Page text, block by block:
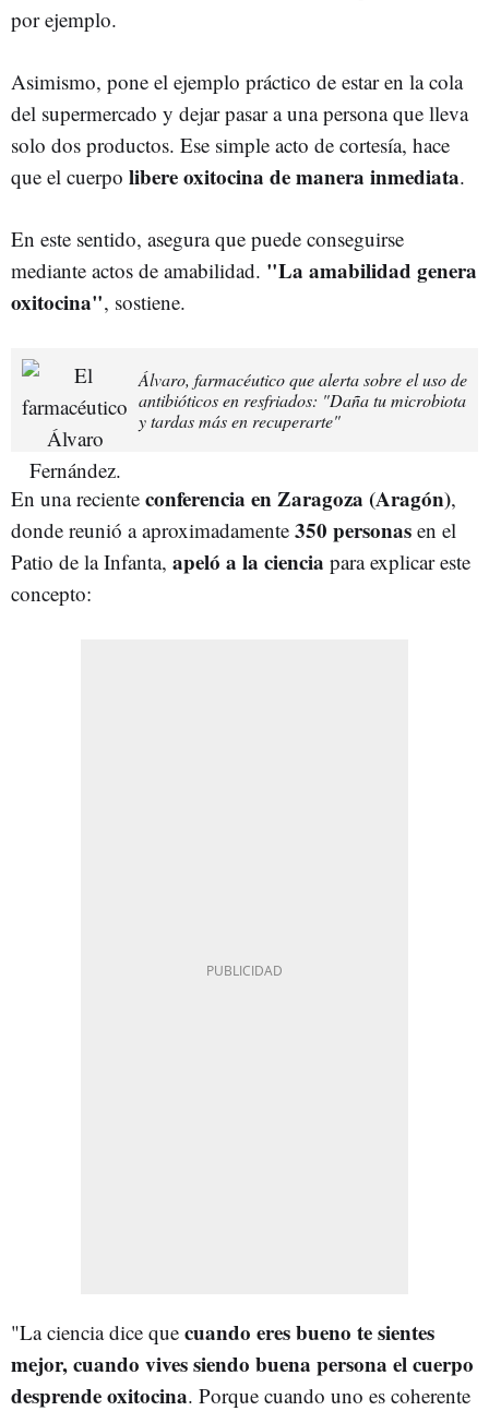
por ejemplo.
Asimismo, pone el ejemplo práctico de estar en la cola
del supermercado y dejar pasar a una persona que lleva
solo dos productos. Ese simple acto de cortesía, hace
que el cuerpo libere oxitocina de manera inmediata.
En este sentido, asegura que puede conseguirse
mediante actos de amabilidad. "La amabilidad genera
oxitocina", sostiene.
Álvaro, farmacéutico que alerta sobre el uso de
antibióticos en resfriados: "Daña tu microbiota
y tardas más en recuperarte"
En una reciente conferencia en Zaragoza (Aragón),
donde reunió a aproximadamente 350 personas en el
Patio de la Infanta, apeló a la ciencia para explicar este
concepto:
"La ciencia dice que cuando eres bueno te sientes
mejor, cuando vives siendo buena persona el cuerpo
desprende oxitocina. Porque cuando uno es coherente